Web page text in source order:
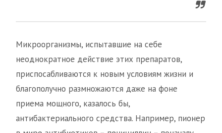
Микроорганизмы, испытавшие на себе
неоднократное действие этих препаратов,
приспосабливаются к новым условиям жизни и
благополучно размножаются даже на фоне
приема мощного, казалось бы,
антибактериального средства. Например, пионер